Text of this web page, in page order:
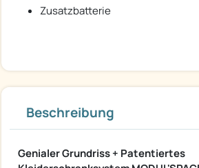
Zusatzbatterie
Beschreibung
Genialer Grundriss + Patentiertes